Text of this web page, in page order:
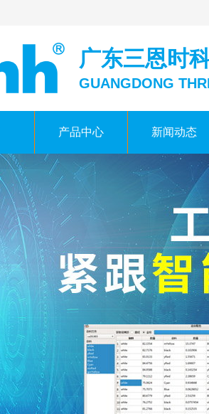
广东三恩时
GUANGDONG
产品中心 新闻动态